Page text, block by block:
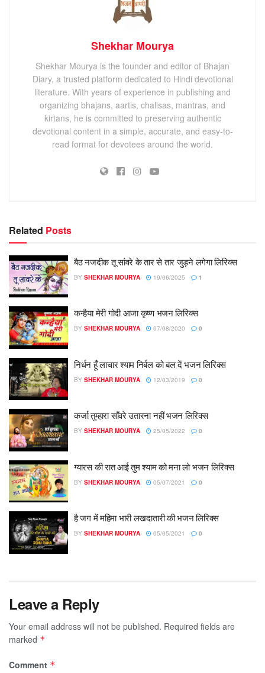
Shekhar Mourya
Shekhar Mourya is the founder and editor of Bhajan
Diary, a trusted platform dedicated to Hindi devotional
literature. With years of experience in publishing and
organizing bhajans, aartis, chalisas, mantras, and
kirtans, he is committed to preserving authentic
devotional content in a simple, accurate, and easy-to-
read format for devotees around the world.
Related Posts
बैठ नजदीक तू सांवरे के तार से तार जुड़ने लगेगा लिरिक्स
BY SHEKHAR MOURYA 19/06/2025 1
कन्हैया मेरी गोदी आजा कृष्ण भजन लिरिक्स
BY SHEKHAR MOURYA 07/08/2020 0
निर्धन हूँ लाचार श्याम निर्बल को बल दें भजन लिरिक्स
BY SHEKHAR MOURYA 12/03/2019 0
कर्जा तुम्हारा साँवरे उतारना नहीं भजन लिरिक्स
BY SHEKHAR MOURYA 25/05/2022 0
ग्यारस की रात आई तुम श्याम को मना लो भजन लिरिक्स
BY SHEKHAR MOURYA 05/07/2021 0
है जग में महिमा भारी लखदातारी की भजन लिरिक्स
BY SHEKHAR MOURYA 05/05/2021 0
Leave a Reply
Your email address will not be published. Required fields are
marked *
Comment *